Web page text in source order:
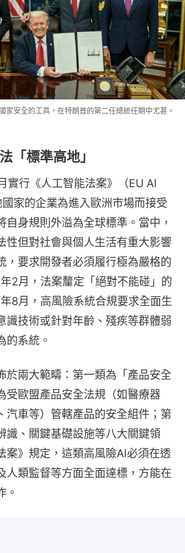
家安全的工具，在特朗普的第二任總統任期中尤甚。
「標準高地」
實行《人工智能法案》（EU AI
家的企業為進入歐洲市場而接受
自身規則外溢為全球標準。當中，
性但對社會與個人生活有重大影響
，要求開發者必須履行極為嚴格的
2月，法案釐定「絕對不能碰」的
8月，高風險系統合規要求全面生
識技術或針對年齡、殘疾等群體弱
的系統。
於兩大範疇：第一類為「產品安全
受歐盟產品安全法規（如醫療器
汽車等）管轄產品的安全組件；第
識、關鍵基礎設施等八大關鍵領
案》規定，這類高風險AI必須在透
人類監督等方面全面達標，方能在
。